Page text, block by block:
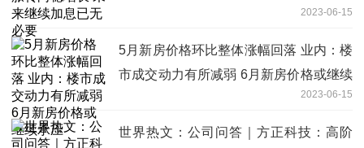
2023-06-15
5月新房价格环比整体涨幅回落 业内：楼
市成交动力有所减弱 6月新房价格或继续
2023-06-15
世界热文：公司问答｜方正科技：高阶